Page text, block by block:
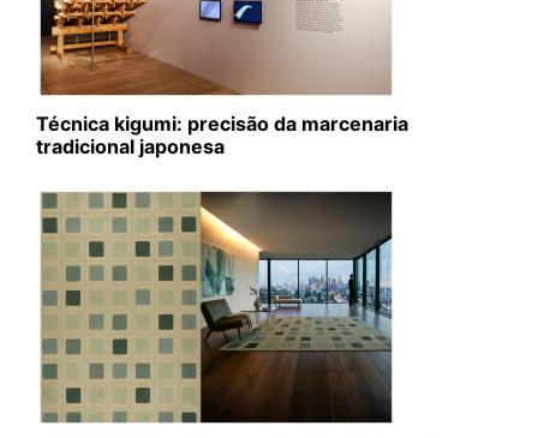
Técnica kigumi: precisão da marcenaria
tradicional japonesa